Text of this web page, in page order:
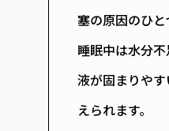
塞の原因のひと
睡眠中は水分
液が固まりや
えられます。